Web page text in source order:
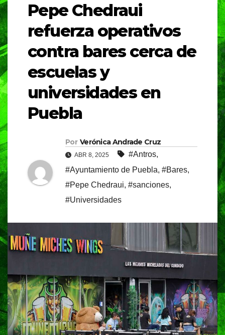
Pepe Chedraui
refuerza operativos
contra bares cerca de
escuelas y
universidades en
Puebla
Por Verónica Andrade Cruz
ABR 8, 2025 #Antros,
#Ayuntamiento de Puebla, #Bares,
#Pepe Chedraui, #sanciones,
#Universidades